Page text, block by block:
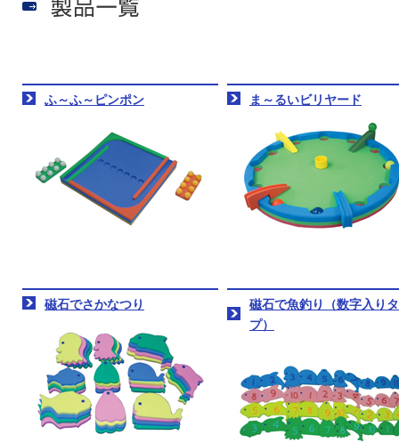
ふ～ふ～ピンポン ま～るいビリヤード
磁石でさかなつり
磁石で魚釣り（数字入り
プ）